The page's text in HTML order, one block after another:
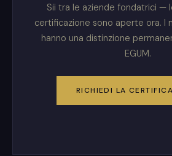
Sii tra le aziende fondatrici —
certificazione sono aperte ora. I
hanno una distinzione
EGUM.
RICHIEDI LA